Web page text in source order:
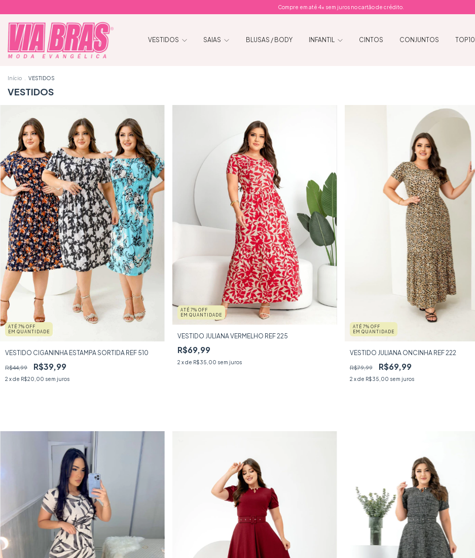
Compre em até 4x sem juros no cartão de crédito.
VESTIDOS SAIAS BLUSAS / BODY INFANTIL CINTOS CONJUNTOS TOP10
Início VESTIDOS
VESTIDOS
ATÉ 7% OFF
EM QUANTIDADE
VESTIDO CIGANINHA ESTAMPA SORTIDA REF 510
R$44,99 R$39,99
2 x de R$20,00 sem juros
ATÉ 7% OFF
EM QUANTIDADE
VESTIDO JULIANA VERMELHO REF 225
R$69,99
2 x de R$35,00 sem juros
ATÉ 7% OFF
EM QUANTIDADE
VESTIDO JULIANA ONCINHA REF 222
R$79,99 R$69,99
2 x de R$35,00 sem juros